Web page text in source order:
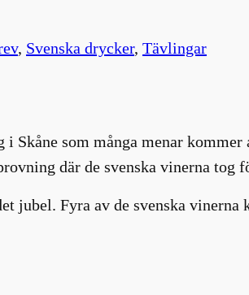
, Svenska drycker, Tävlingar
Skåne som många menar
där de svenska vinerna tog
jubel. Fyra av de svenska